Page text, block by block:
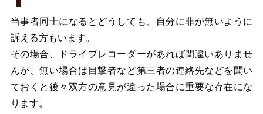
当事者同士になるとどうしても、自分に非が無いように
訴える方もいます。
その場合、ドライブレコーダーがあれば間違いありませ
んが、無い場合は目撃者など第三者の連絡先などを聞い
ておくと後々双方の意見が違った場合に重要な存在にな
ります。